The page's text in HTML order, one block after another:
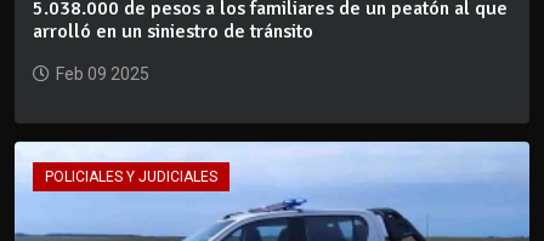
5.038.000 de pesos a los familiares de un peatón al que
arrolló en un siniestro de tránsito
Feb 09 2025
POLICIALES Y JUDICIALES